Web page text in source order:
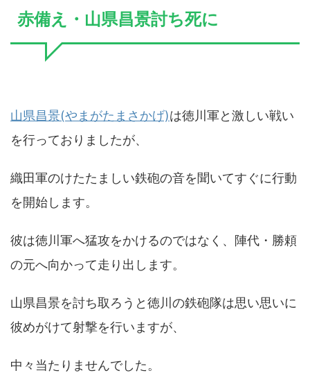
赤備え・山県昌景討ち死に
山県昌景(やまがたまさかげ)は徳川軍と激しい戦い
を行っておりましたが、
織田軍のけたたましい鉄砲の音を聞いてすぐに行動
を開始します。
彼は徳川軍へ猛攻をかけるのではなく、陣代・勝頼
の元へ向かって走り出します。
山県昌景を討ち取ろうと徳川の鉄砲隊は思い思いに
彼めがけて射撃を行いますが、
中々当たりませんでした。